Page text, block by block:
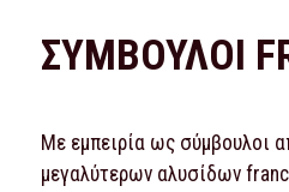
ΣΥΜΒΟΥΛΟΙ
Με εμπειρία ως σύμβουλοι
μεγαλύτερων αλυσίδων